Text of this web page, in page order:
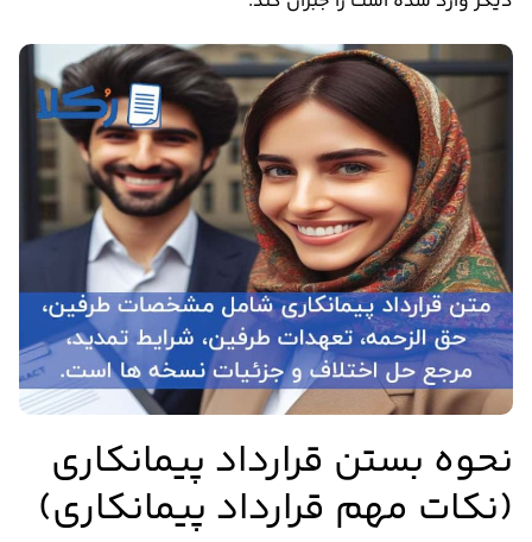
نحوه بستن قرارداد پیمانکاری
(نکات مهم قرارداد پیمانکاری)